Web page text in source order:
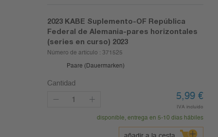
2023 KABE Suplemento-OF República
Federal de Alemania-pares horizontales
(series en curso) 2023
Número de artículo : 371525
Paare (Dauermarken)
Cantidad
5,99 €
IVA incluido
disponible, entrega en 5-10 días hábiles